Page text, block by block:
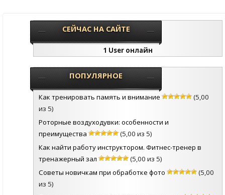
СЕЙЧАС НА САЙТЕ
1 User онлайн
ПОПУЛЯРНОЕ
Как тренировать память и внимание
(5,00
из 5)
Роторные воздуходувки: особенности и
преимущества
(5,00 из 5)
Как найти работу инструктором. Фитнес-тренер в
тренажерный зал
(5,00 из 5)
Советы новичкам при обработке фото
(5,00
из 5)